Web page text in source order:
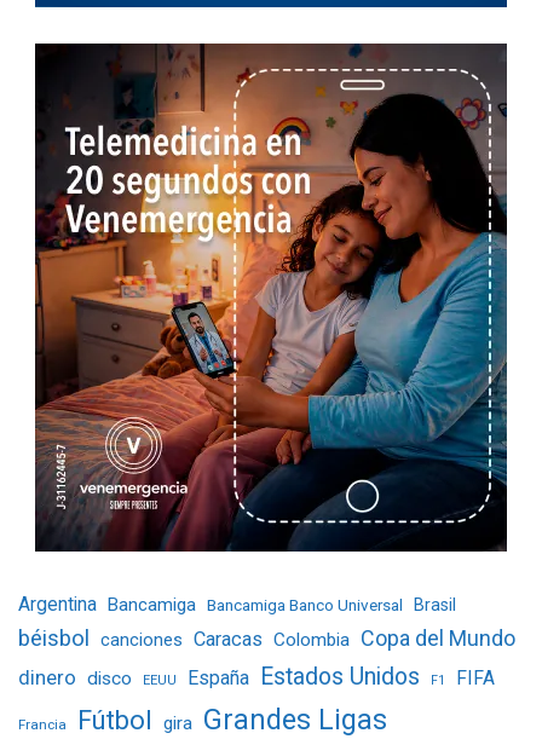
Argentina Bancamiga Bancamiga Banco Universal Brasil
béisbol canciones Caracas Colombia Copa del Mundo
dinero disco EEUU España Estados Unidos F1 FIFA
Francia Fútbol gira Grandes Ligas